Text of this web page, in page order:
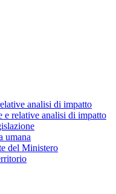
analisi di impatto
e relative analisi di impatto
umana
del Ministero